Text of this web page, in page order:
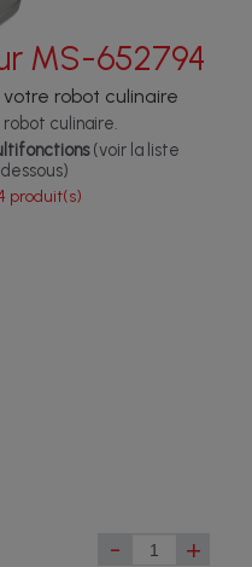
MS-652794
robot culinaire
culinaire.
(voir la liste
produit(s)
- +